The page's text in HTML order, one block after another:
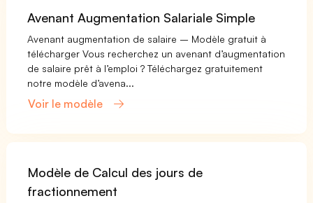
Avenant Augmentation Salariale Simple
Avenant augmentation de salaire – Modèle gratuit à
télécharger Vous recherchez un avenant d’augmentation
de salaire prêt à l’emploi ? Téléchargez gratuitement
notre modèle d’avena...
Voir le modèle
Modèle de Calcul des jours de
fractionnement